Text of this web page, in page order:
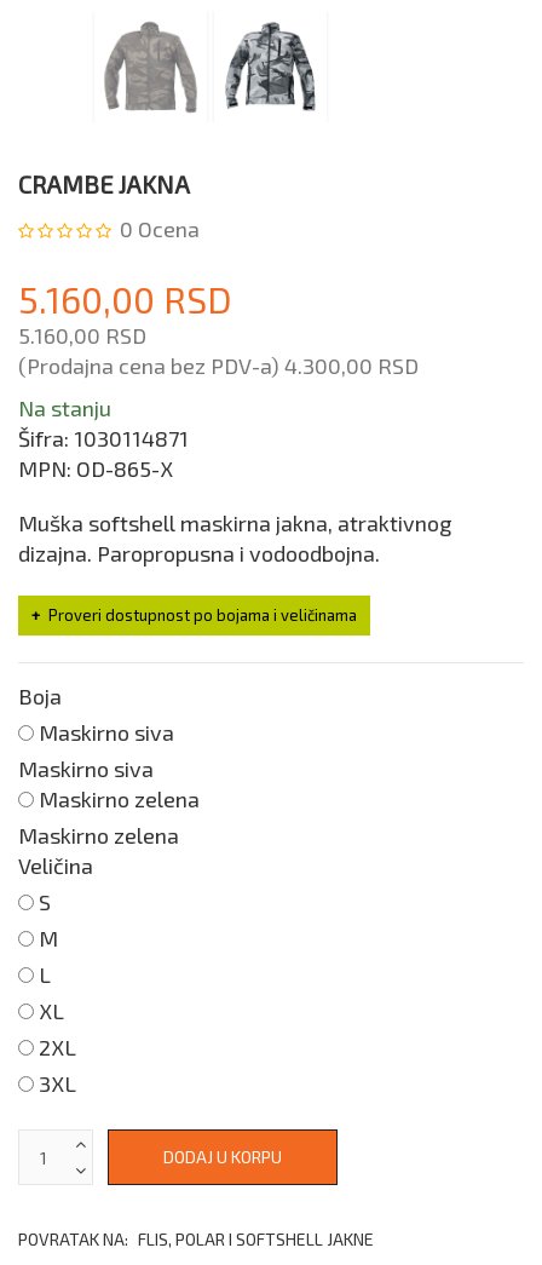
CRAMBE JAKNA
0 Ocena
5.160,00 RSD
5.160,00 RSD
(Prodajna cena bez PDV-a) 4.300,00 RSD
Na stanju
Šifra: 1030114871
MPN: OD-865-X
Muška softshell maskirna jakna, atraktivnog
dizajna. Paropropusna i vodoodbojna.
Proveri dostupnost po bojama i veličinama
Boja
Maskirno siva
Maskirno siva
Maskirno zelena
Maskirno zelena
Veličina
S
M
L
XL
2XL
3XL
POVRATAK NA: FLIS, POLAR I SOFTSHELL JAKNE